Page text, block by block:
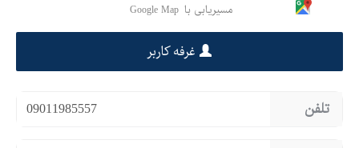
مسیریابی با Google Map
غرفه کاربر
تلفن 09011985557